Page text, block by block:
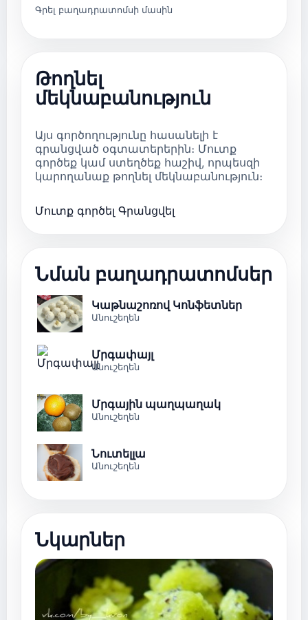
Գրել բաղադրատոմսի մասին
Թողնել
մեկնաբանություն
Այս գործողությունը հասանելի է
գրանցված օգտատերերին։ Մուտք
գործեք կամ ստեղծեք հաշիվ, որպեսզի
կարողանաք թողնել մեկնաբանություն։
Մուտք գործել Գրանցվել
Նման բաղադրատոմսեր
Կաթնաշոռով Կոնֆետներ
Անուշեղեն
Մրգափայլ
Անուշեղեն
Մրգային պաղպաղակ
Անուշեղեն
Նուտելլա
Անուշեղեն
Նկարներ